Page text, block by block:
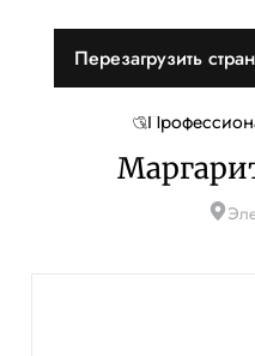
Перезагрузить